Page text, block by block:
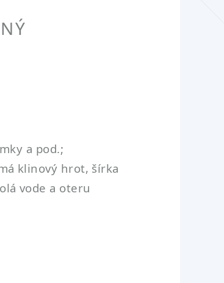
a pod.;
klinový hrot, šírka
vode a oteru